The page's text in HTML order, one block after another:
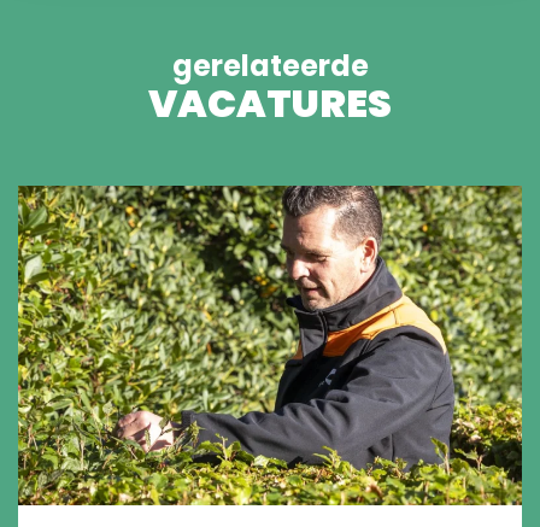
gerelateerde
VACATURES